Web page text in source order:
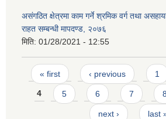
असंगठित क्षेत्रमा काम गर्ने श्रमिक वर्ग तथा
राहत सम्बन्धी मापदण्ड, २०७६
मिति: 01/28/2021 - 12:55
Pages
« first ‹ previous 1
4 5 6 7 8
next › last